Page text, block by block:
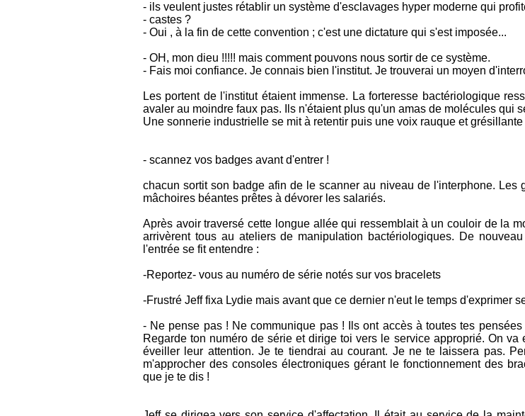
- ils veulent justes rétablir un système d'esclavages hyper moderne qui
- castes ?
- Oui , à la fin de cette convention ; c'est une dictature qui s'est imposée...
- OH, mon dieu !!!!! mais comment pouvons nous sortir de ce système.
- Fais moi confiance. Je connais bien l'institut. Je trouverai un moyen
Les portent de l'institut étaient immense. La forteresse bactériologique
avaler au moindre faux pas. Ils n'étaient plus qu'un amas de molécules qui
Une sonnerie industrielle se mit à retentir puis une voix rauque et grésillante
- scannez vos badges avant d'entrer !
chacun sortit son badge afin de le scanner au niveau de l'interphone. Les
mâchoires béantes prêtes à dévorer les salariés.
Après avoir traversé cette longue allée qui ressemblait à un couloir de la
arrivèrent tous au ateliers de manipulation bactériologiques. De
l'entrée se fit entendre :
-Reportez- vous au numéro de série notés sur vos bracelets
-Frustré Jeff fixa Lydie mais avant que ce dernier n'eut le temps d'exprimer
- Ne pense pas ! Ne communique pas ! Ils ont accès à toutes tes
Regarde ton numéro de série et dirige toi vers le service approprié. On va
éveiller leur attention. Je te tiendrai au courant. Je ne te laissera pas.
m'approcher des consoles électroniques gérant le fonctionnement des
que je te dis !